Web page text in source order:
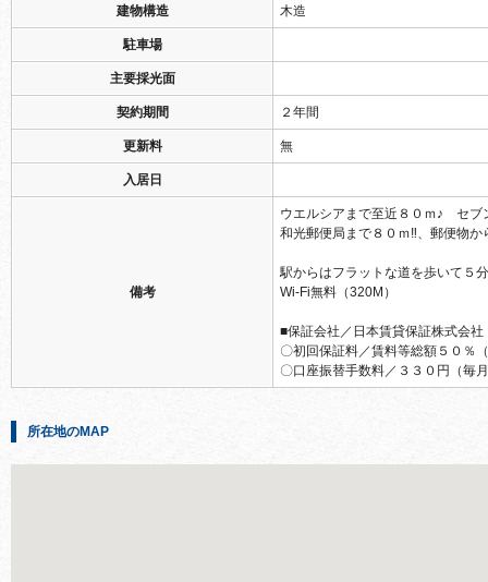
建物構造 木造
駐車場
主要採光面
契約期間 ２年間
更新料 無
入居日
備考
ウエルシアまで至近８０ｍ♪ セブ
和光郵便局まで８０ｍ‼、郵便物
駅からはフラットな道を歩いて５
Wi-Fi無料（320M）
■保証会社／日本賃貸保証株式会社
〇初回保証料／賃料等総額５０％
〇口座振替手数料／３３０円（毎
所在地のMAP